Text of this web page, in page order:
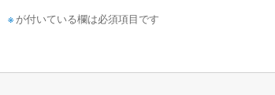
※ が付いている欄は必須項目です